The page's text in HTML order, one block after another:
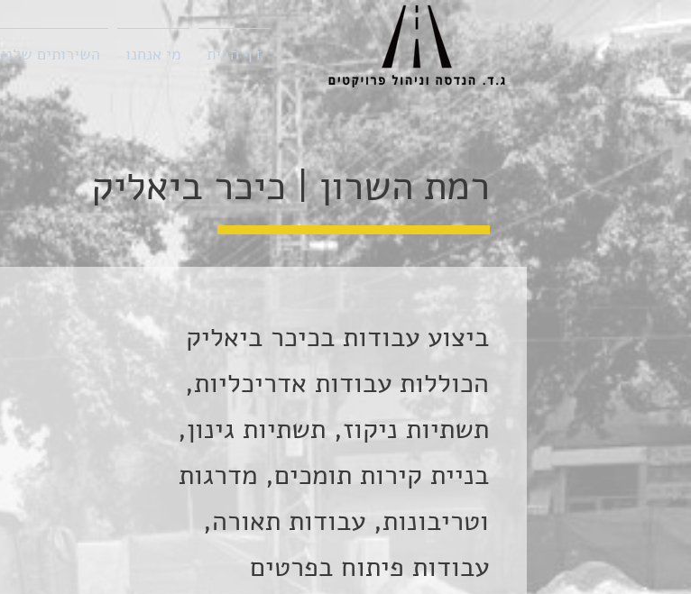
דף הבית מי אנחנו השירותים שלנו
רמת השרון | כיכר ביאליק
ביצוע עבודות בכיכר ביאליק
הכוללות עבודות אדריכליות,
תשתיות ניקוז, תשתיות גינון,
בניית קירות תומכים, מדרגות
וטריבונות, עבודות תאורה,
עבודות פיתוח בפרטים